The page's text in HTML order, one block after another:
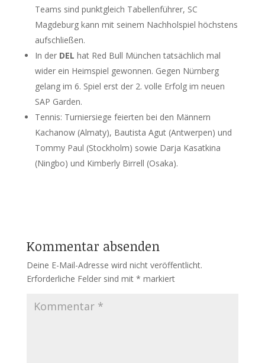
Teams sind punktgleich Tabellenführer, SC
Magdeburg kann mit seinem Nachholspiel höchstens
aufschließen.
In der DEL hat Red Bull München tatsächlich mal
wider ein Heimspiel gewonnen. Gegen Nürnberg
gelang im 6. Spiel erst der 2. volle Erfolg im neuen
SAP Garden.
Tennis: Turniersiege feierten bei den Männern
Kachanow (Almaty), Bautista Agut (Antwerpen) und
Tommy Paul (Stockholm) sowie Darja Kasatkina
(Ningbo) und Kimberly Birrell (Osaka).
Kommentar absenden
Deine E-Mail-Adresse wird nicht veröffentlicht.
Erforderliche Felder sind mit * markiert